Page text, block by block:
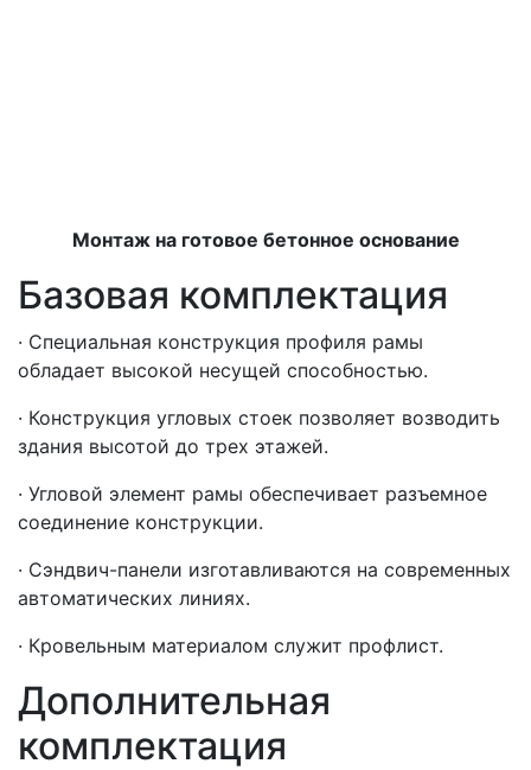
Монтаж на готовое бетонное основание
Базовая комплектация
· Специальная конструкция профиля рамы
обладает высокой несущей способностью.
· Конструкция угловых стоек позволяет возводить
здания высотой до трех этажей.
· Угловой элемент рамы обеспечивает разъемное
соединение конструкции.
· Сэндвич-панели изготавливаются на современных
автоматических линиях.
· Кровельным материалом служит профлист.
Дополнительная
комплектация